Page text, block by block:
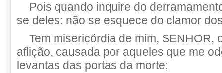
Pois quando inquire do
se deles: não se esquece do clamor
Tem misericórdia de mim, SENHOR,
aflição, causada por aqueles que me
levantas das portas da morte;